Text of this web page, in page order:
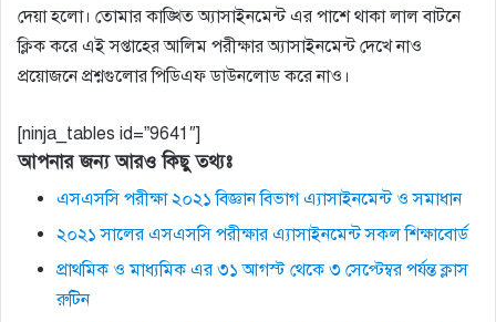
দেয়া হলো। তোমার কাঙ্খিত অ্যাসাইনমেন্ট এর পাশে থাকা লাল বাটনে
ক্লিক করে এই সপ্তাহের আলিম পরীক্ষার অ্যাসাইনমেন্ট দেখে নাও
প্রয়োজনে প্রশ্নগুলোর পিডিএফ ডাউনলোড করে নাও।
[ninja_tables id=”9641″]
আপনার জন্য আরও কিছু তথ্যঃ
এসএসসি পরীক্ষা ২০২১ বিজ্ঞান বিভাগ এ্যাসাইনমেন্ট ও সমাধান
২০২১ সালের এসএসসি পরীক্ষার এ্যাসাইনমেন্ট সকল শিক্ষাবোর্ড
প্রাথমিক ও মাধ্যমিক এর ৩১ আগস্ট থেকে ৩ সেপ্টেম্বর পর্যন্ত ক্লাস
রুটিন